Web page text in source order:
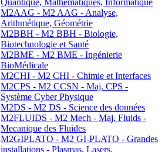
Quantique, Mathematiques, Informatique
M2AAG - M2 AAG - Analyse,
Arithmétique, Géométrie
M2BBH - M2 BBH - Biologie,
Biotechnologie et Santé
M2BME - M2 BME - Ingénierie
BioMédicale
M2CHI - M2 CHI - Chimie et Interfaces
M2CPS - M2 CCSN - Maj. CPS -
Système Cyber Physique
M2DS - M2 DS - Science des données
M2FLUIDS - M2 Mech - Maj. Fluids -
Mecanique des Fluides
M2GIPLATO - M2 GI-PLATO - Grandes
installations - Plasmas, Lasers,